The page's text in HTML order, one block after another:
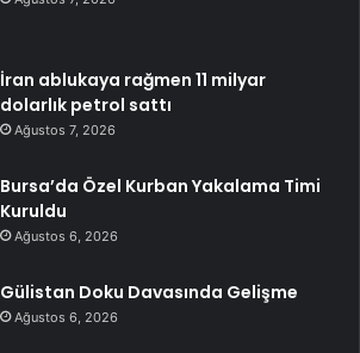
İran ablukaya rağmen 11 milyar
dolarlık petrol sattı
Ağustos 7, 2026
Bursa’da Özel Kurban Yakalama Timi
Kuruldu
Ağustos 6, 2026
Gülistan Doku Davasında Gelişme
Ağustos 6, 2026